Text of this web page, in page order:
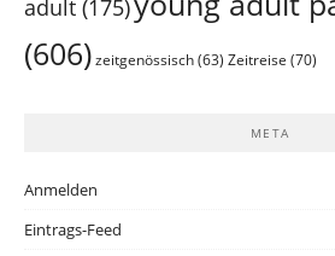
adult (175)
(606) zeitgenössisch (63) Zeitreise (70)
META
Anmelden
Eintrags-Feed